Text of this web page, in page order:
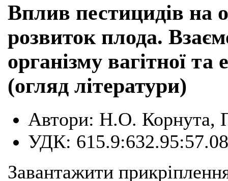
Вплив пестицидів на
розвиток плода.
організму вагітної
(огляд літератури)
Автори: Н.О. Корнута,
УДК:
Завантажити